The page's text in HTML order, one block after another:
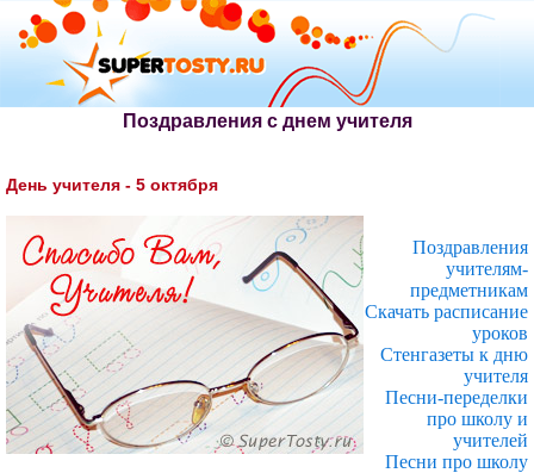
Поздравления с днем учителя
День учителя - 5 октября
Поздравления
учителям-
предметникам
Скачать расписание
уроков
Стенгазеты к дню
учителя
Песни-переделки
про школу и
учителей
Песни про школу